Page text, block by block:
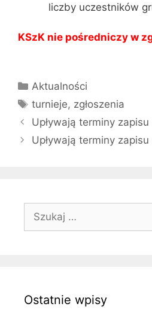
liczby uczestników
KSzK nie pośredniczy w
Kategorie
Aktualności
Tagi
turnieje, zgłoszenia
Upływają terminy
Upływają terminy
Szukaj:
Ostatnie wpisy